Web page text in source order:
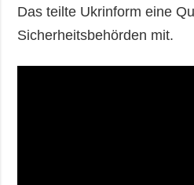
Das teilte Ukrinform eine
Sicherheitsbehörden mit.